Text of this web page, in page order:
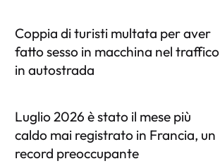
Coppia di turisti multata per aver
fatto sesso in macchina nel traffico
in autostrada
Luglio 2026 è stato il mese più
caldo mai registrato in Francia, un
record preoccupante